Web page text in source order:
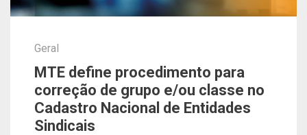
Geral
MTE define procedimento para
correção de grupo e/ou classe no
Cadastro Nacional de Entidades
Sindicais